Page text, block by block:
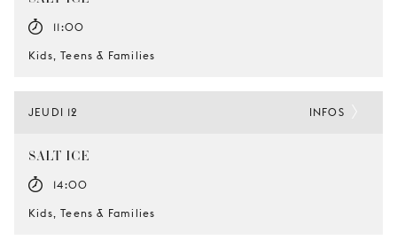
11:00
Kids, Teens & Families
JEUDI 12
SALT-ICE
14:00
Kids, Teens & Families
INFOS